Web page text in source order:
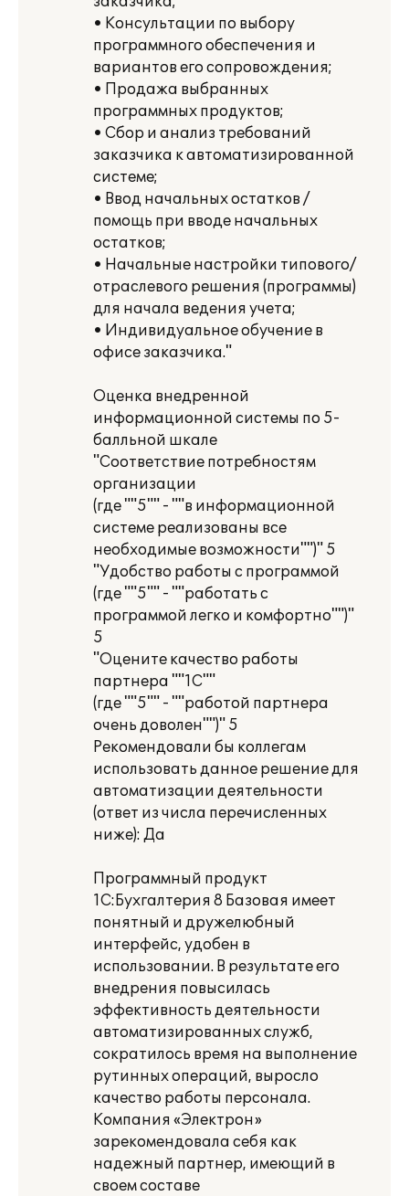
• Консультации по выбору
программного обеспечения и
вариантов его сопровождения;
• Продажа выбранных
программных продуктов;
• Сбор и анализ требований
заказчика к автоматизированной
системе;
• Ввод начальных остатков /
помощь при вводе начальных
остатков;
• Начальные настройки типового/
отраслевого решения (программы)
для начала ведения учета;
• Индивидуальное обучение в
офисе заказчика."
Оценка внедренной
информационной системы по 5-
балльной шкале
"Соответствие потребностям
организации
(где ""5"" - ""в информационной
системе реализованы все
необходимые возможности"")" 5
"Удобство работы с программой
(где ""5"" - ""работать с
программой легко и комфортно"")"
5
"Оцените качество работы
партнера ""1С""
(где ""5"" - ""работой партнера
очень доволен"")" 5
Рекомендовали бы коллегам
использовать данное решение для
автоматизации деятельности
(ответ из числа перечисленных
ниже): Да
Программный продукт
1С:Бухгалтерия 8 Базовая имеет
понятный и дружелюбный
интерфейс, удобен в
использовании. В результате его
внедрения повысилась
эффективность деятельности
автоматизированных служб,
сократилось время на выполнение
рутинных операций, выросло
качество работы персонала.
Компания «Электрон»
зарекомендовала себя как
надежный партнер, имеющий в
своем составе